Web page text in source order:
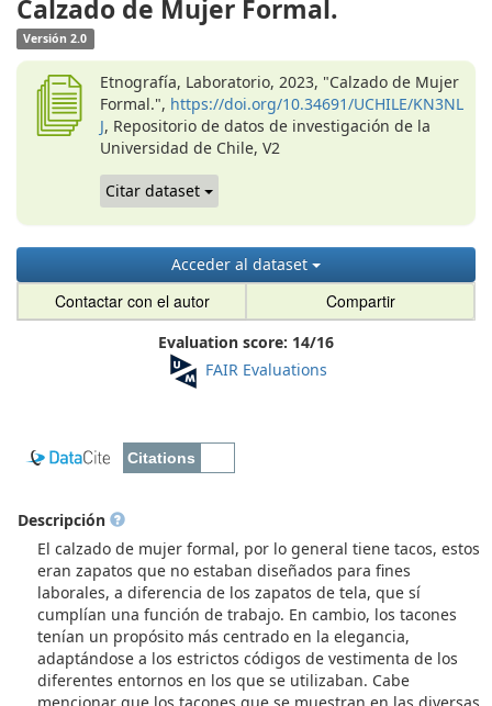
Calzado de Mujer Formal.
Versión 2.0
Etnografía, Laboratorio, 2023, "Calzado de Mujer
Formal.", https://doi.org/10.34691/UCHILE/KN3NL
J, Repositorio de datos de investigación de la
Universidad de Chile, V2
Citar dataset
Acceder al dataset
Contactar con el autor Compartir
Evaluation score: 14/16
FAIR Evaluations
Descripción
El calzado de mujer formal, por lo general tiene tacos, estos
eran zapatos que no estaban diseñados para fines
laborales, a diferencia de los zapatos de tela, que sí
cumplían una función de trabajo. En cambio, los tacones
tenían un propósito más centrado en la elegancia,
adaptándose a los estrictos códigos de vestimenta de los
diferentes entornos en los que se utilizaban. Cabe